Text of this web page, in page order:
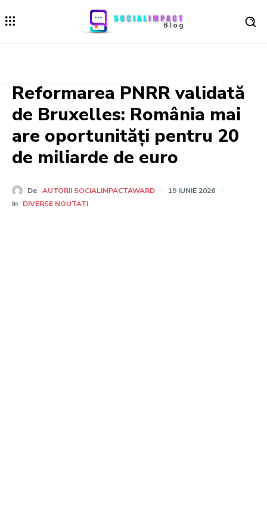
Reformarea PNRR validată
de Bruxelles: România mai
are oportunități pentru 20
de miliarde de euro
De AUTORII SOCIALIMPACTAWARD
19 IUNIE 2026
In DIVERSE NOUTATI